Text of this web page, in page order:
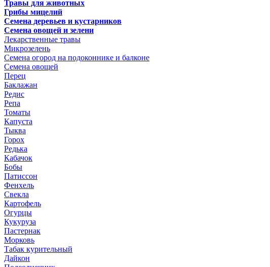
Травы для животных
Грибы мицелий
Семена деревьев и кустарников
Семена овощей и зелени
Лекарственные травы
Микрозелень
Семена огород на подоконнике и балконе
Семена овощей
Перец
Баклажан
Редис
Репа
Томаты
Капуста
Тыква
Горох
Редька
Кабачок
Бобы
Патиссон
Фенхель
Свекла
Картофель
Огурцы
Кукуруза
Пастернак
Морковь
Табак курительный
Дайкон